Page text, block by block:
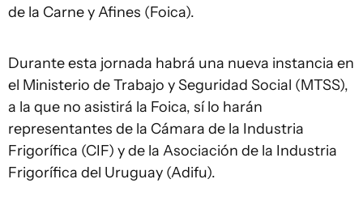
de la Carne y Afines (Foica).
Durante esta jornada habrá una nueva instancia en
el Ministerio de Trabajo y Seguridad Social (MTSS),
a la que no asistirá la Foica, sí lo harán
representantes de la Cámara de la Industria
Frigorífica (CIF) y de la Asociación de la Industria
Frigorífica del Uruguay (Adifu).